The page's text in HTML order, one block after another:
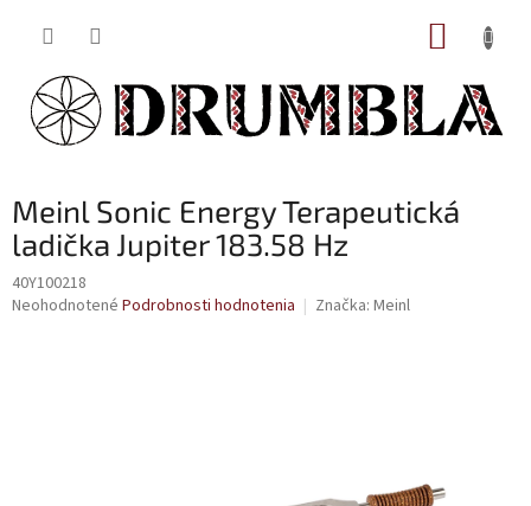
Meinl Sonic Energy Terapeutická
ladička Jupiter 183.58 Hz
40Y100218
Priemerné
Neohodnotené Podrobnosti hodnotenia Značka: Meinl